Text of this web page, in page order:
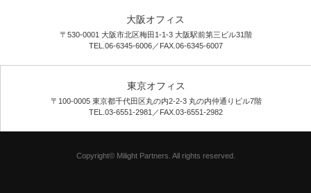
大阪オフィス
〒530-0001 大阪市北区梅田1-1-3 大阪駅前第三ビル31階
TEL.06-6345-6006／FAX.06-6345-6007
東京オフィス
〒100-0005 東京都千代田区丸の内2-2-3 丸の内仲通りビル7階
TEL.03-6551-2981／FAX.03-6551-2982
Copyright© Milight Partners. All rights reserved.